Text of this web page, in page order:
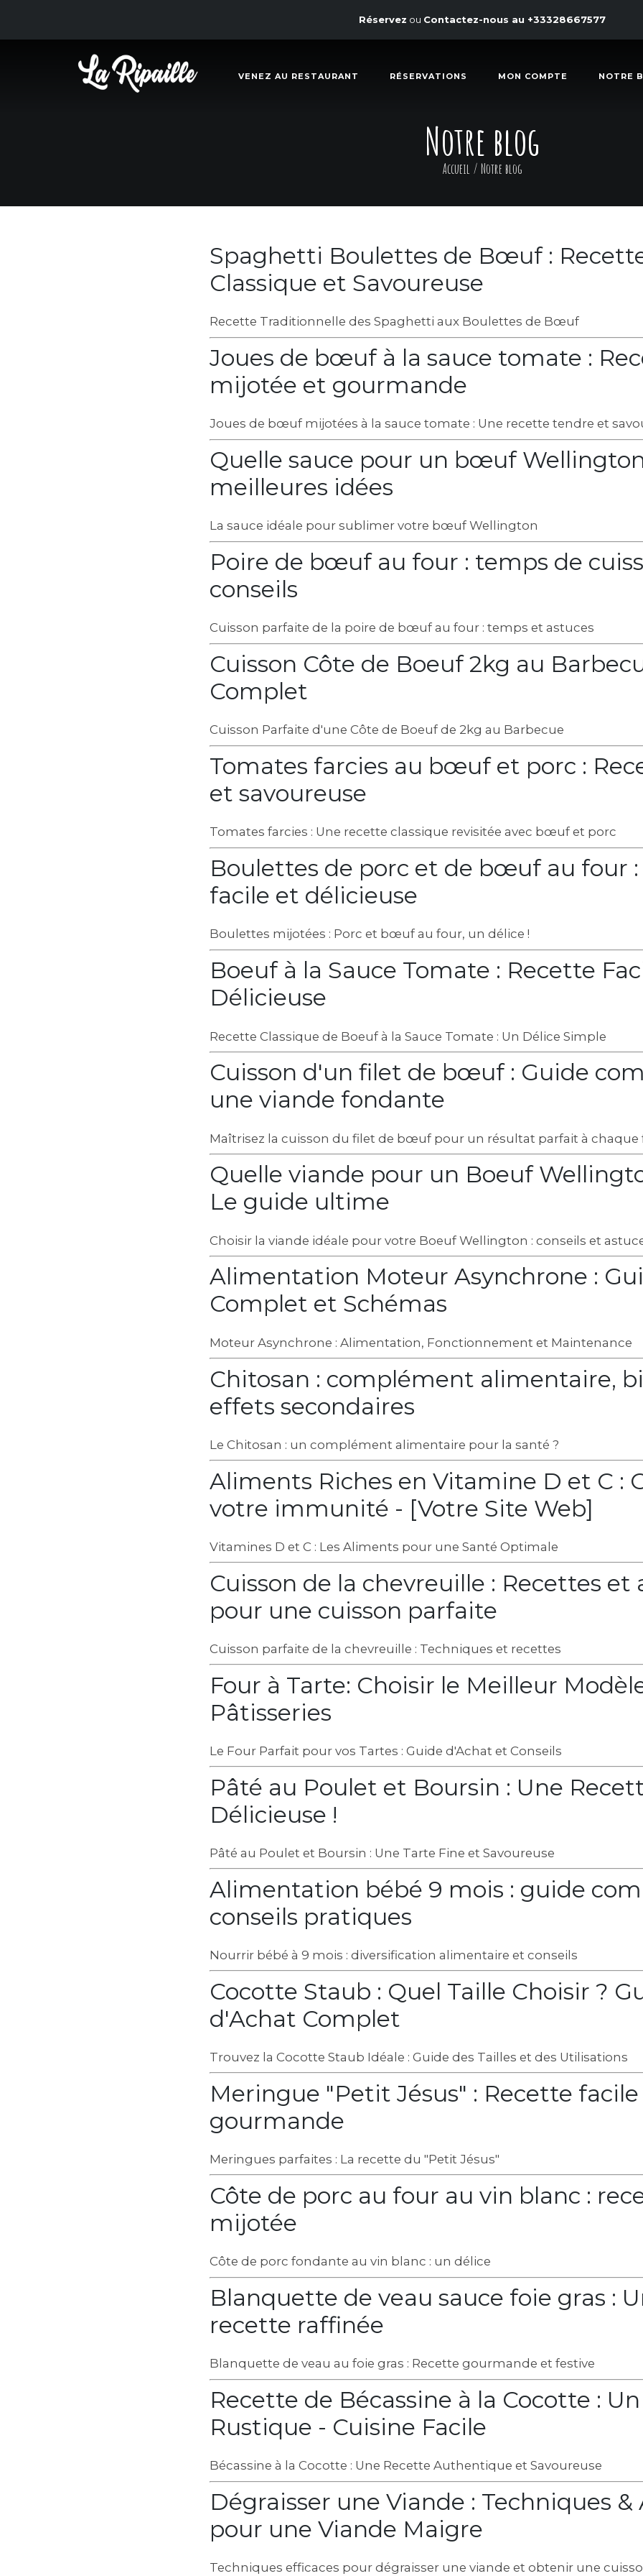
Réservez ou Contactez-nous au +33328667577
VENEZ AU RESTAURANT RÉSERVATIONS MON COMPTE NOTRE
Notre blog
Accueil/ Notre blog
Spaghetti Boulettes de Bœuf :
Classique et Savoureuse
Recette Traditionnelle des Spaghetti aux Boulettes de Bœuf
Joues de bœuf à la sauce tomate :
mijotée et gourmande
Joues de bœuf mijotées à la sauce tomate : Une recette tendre et
Quelle sauce pour un bœuf
meilleures idées
La sauce idéale pour sublimer votre bœuf Wellington
Poire de bœuf au four : temps de
conseils
Cuisson parfaite de la poire de bœuf au four : temps et astuces
Cuisson Côte de Boeuf 2kg au
Complet
Cuisson Parfaite d'une Côte de Boeuf de 2kg au Barbecue
Tomates farcies au bœuf et porc :
et savoureuse
Tomates farcies : Une recette classique revisitée avec bœuf et porc
Boulettes de porc et de bœuf au four
facile et délicieuse
Boulettes mijotées : Porc et bœuf au four, un délice !
Boeuf à la Sauce Tomate : Recette
Délicieuse
Recette Classique de Boeuf à la Sauce Tomate : Un Délice Simple
Cuisson d'un filet de bœuf : Guide
une viande fondante
Maîtrisez la cuisson du filet de bœuf pour un résultat parfait à chaque
Quelle viande pour un Boeuf
Le guide ultime
Choisir la viande idéale pour votre Boeuf Wellington : conseils et
Alimentation Moteur Asynchrone :
Complet et Schémas
Moteur Asynchrone : Alimentation, Fonctionnement et Maintenance
Chitosan : complément alimentaire,
effets secondaires
Le Chitosan : un complément alimentaire pour la santé ?
Aliments Riches en Vitamine D et C :
votre immunité - [Votre Site Web]
Vitamines D et C : Les Aliments pour une Santé Optimale
Cuisson de la chevreuille : Recettes et
pour une cuisson parfaite
Cuisson parfaite de la chevreuille : Techniques et recettes
Four à Tarte: Choisir le Meilleur
Pâtisseries
Le Four Parfait pour vos Tartes : Guide d'Achat et Conseils
Pâté au Poulet et Boursin : Une
Délicieuse !
Pâté au Poulet et Boursin : Une Tarte Fine et Savoureuse
Alimentation bébé 9 mois : guide
conseils pratiques
Nourrir bébé à 9 mois : diversification alimentaire et conseils
Cocotte Staub : Quel Taille Choisir ?
d'Achat Complet
Trouvez la Cocotte Staub Idéale : Guide des Tailles et des Utilisations
Meringue "Petit Jésus" : Recette
gourmande
Meringues parfaites : La recette du "Petit Jésus"
Côte de porc au four au vin blanc :
mijotée
Côte de porc fondante au vin blanc : un délice
Blanquette de veau sauce foie gras :
recette raffinée
Blanquette de veau au foie gras : Recette gourmande et festive
Recette de Bécassine à la Cocotte :
Rustique - Cuisine Facile
Bécassine à la Cocotte : Une Recette Authentique et Savoureuse
Dégraisser une Viande : Techniques &
pour une Viande Maigre
Techniques efficaces pour dégraisser une viande et obtenir une